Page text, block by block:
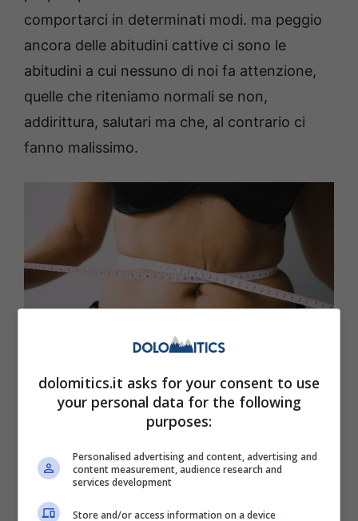
comportarci in determinati modi. ma peggio
ancora delle abitudini cattive ci sono le
abitudini a cui nessuno di noi fa attenzione,
quelle che riteniamo normali se non,
addirittura, salutari ma che, al contrario ci
fanno malissimo.
Queste 6 abitudini ti fanno ingrassare: liberatene
Tutti sappiamo, ad esempio, che non
dimagriremo se ogni sera mangiamo una
tavoletta intera di cioccolato o una vaschetta
dolomitics.it asks for your consent to use
your personal data for the following
purposes:
Personalised advertising and content, advertising and
content measurement, audience research and
services development
Store and/or access information on a device